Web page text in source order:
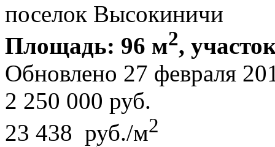
поселок Высокиничи
Площадь: 96 м2,
Обновлено 27 февраля
2 250 000 руб.
23 438 руб./м2